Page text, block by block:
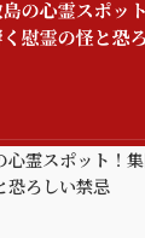
心霊スポット！
恐ろしい禁忌